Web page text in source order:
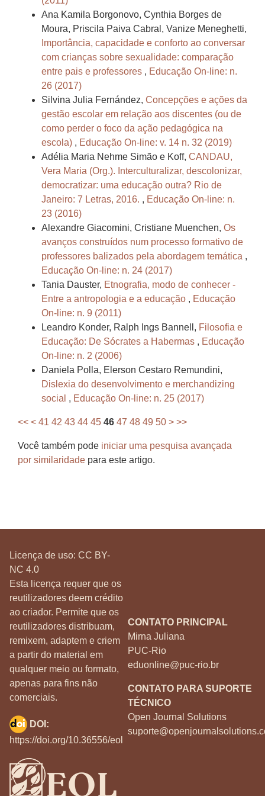
Ana Kamila Borgonovo, Cynthia Borges de
Moura, Priscila Paiva Cabral, Vanize Meneghetti,
Importância, capacidade e conforto ao conversar
com crianças sobre sexualidade: comparação
entre pais e professores , Educação On-line: n.
26 (2017)
Silvina Julia Fernández, Concepções e ações da
gestão escolar em relação aos discentes (ou de
como perder o foco da ação pedagógica na
escola) , Educação On-line: v. 14 n. 32 (2019)
Adélia Maria Nehme Simão e Koff, CANDAU,
Vera Maria (Org.). Interculturalizar, descolonizar,
democratizar: uma educação outra? Rio de
Janeiro: 7 Letras, 2016. , Educação On-line: n.
23 (2016)
Alexandre Giacomini, Cristiane Muenchen, Os
avanços construídos num processo formativo de
professores balizados pela abordagem temática ,
Educação On-line: n. 24 (2017)
Tania Dauster, Etnografia, modo de conhecer -
Entre a antropologia e a educação , Educação
On-line: n. 9 (2011)
Leandro Konder, Ralph Ings Bannell, Filosofia e
Educação: De Sócrates a Habermas , Educação
On-line: n. 2 (2006)
Daniela Polla, Elerson Cestaro Remundini,
Dislexia do desenvolvimento e merchandizing
social , Educação On-line: n. 25 (2017)
<< < 41 42 43 44 45 46 47 48 49 50 > >>
Você também pode iniciar uma pesquisa avançada
por similaridade para este artigo.
Licença de uso: CC BY-
NC 4.0
Esta licença requer que os
reutilizadores deem crédito
ao criador. Permite que os
reutilizadores distribuam,
remixem, adaptem e criem
a partir do material em
qualquer meio ou formato,
apenas para fins não
comerciais.
CONTATO PRINCIPAL
Mirna Juliana
PUC-Rio
eduonline@puc-rio.br
CONTATO PARA SUPORTE
TÉCNICO
Open Journal Solutions
DOI:
https://doi.org/10.36556/eol